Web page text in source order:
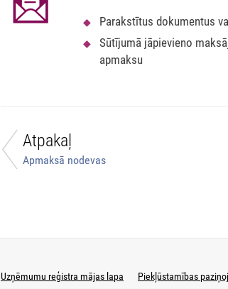
Parakstītus dokumentus
Sūtījumā jāpievieno
apmaksu
Atpakaļ
Apmaksā nodevas
Uzņēmumu reģistra mājas lapa Piekļūstamības